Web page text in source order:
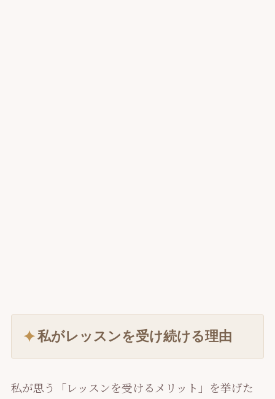
私がレッスンを受け続ける理由
私が思う「レッスンを受けるメリット」を挙げた